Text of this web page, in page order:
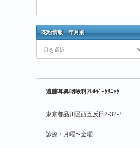
花粉情報 年月別
花
粉
遠藤耳鼻咽喉科ｱﾚﾙｷﾞｰｸﾘﾆｯｸ
東京都品川区西五反田2-32-7
診療：月曜〜金曜